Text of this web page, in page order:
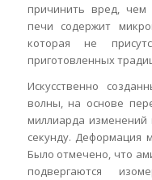
причинить вред,
печи содержит
которая не
приготовленных
Искусственно
волны, на основе
миллиарда изменений
секунду. Деформация
Было отмечено, что
подвергаются